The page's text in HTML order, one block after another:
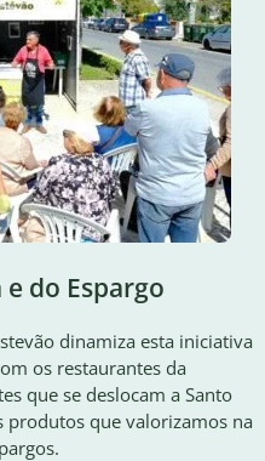
do Espargo
dinamiza esta iniciativa
os restaurantes da
que se deslocam a Santo
produtos que valorizamos na